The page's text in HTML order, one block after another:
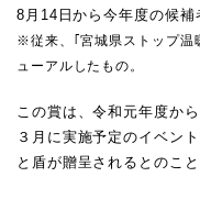
8月14日から今年度の候補
※従来、｢宮城県ストップ温
ューアルしたもの。
この賞は、令和元年度か
３月に実施予定のイベン
と盾が贈呈されるとのこと